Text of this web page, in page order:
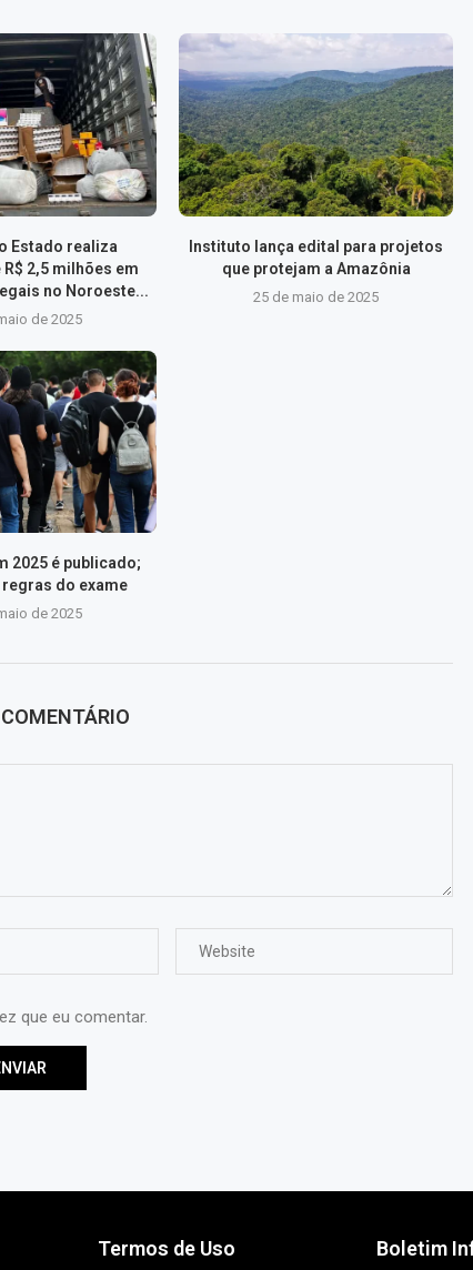
Estado realiza
2,5 milhões em
no Noroeste...
de 2025
Instituto lança edital para projetos
que protejam a Amazônia
25 de maio de 2025
2025 é publicado;
do exame
de 2025
que eu comentar.
Termos de Uso Boletim